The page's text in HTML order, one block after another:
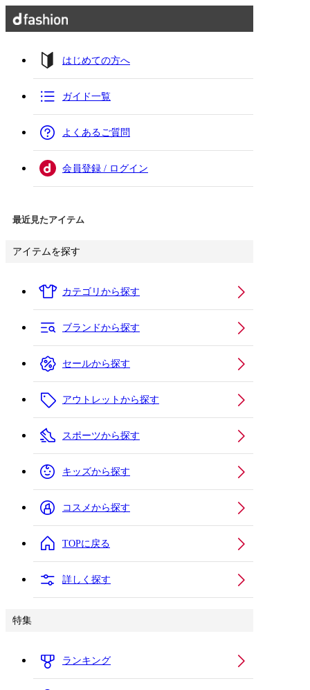
はじめての方へ
ガイド一覧
よくあるご質問
会員登録 / ログイン
最近見たアイテム
アイテムを探す
カテゴリから探す
ブランドから探す
セールから探す
アウトレットから探す
スポーツから探す
キッズから探す
コスメから探す
TOPに戻る
詳しく探す
特集
ランキング